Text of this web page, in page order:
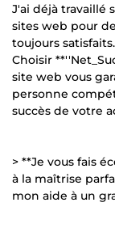
J'ai déjà travaillé
sites web pour
toujours satisfaits.
Choisir
site web vous
personne
succès de votre
> **Je vous fais
à la maîtrise
mon aide à un